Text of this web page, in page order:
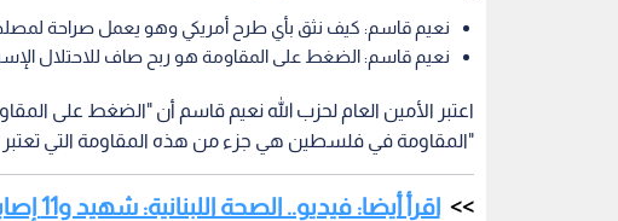
نعيم قاسم: كيف نثق بأي طرح أمريكي وهو يعمل صراحة
نعيم قاسم: الضغط على المقاومة هو ربح صاف للاحتلال
اعتبر الأمين العام لحزب الله نعيم قاسم أن "الضغط على
"المقاومة في فلسطين هي جزء من هذه المقاومة التي تعتبر
اقرأ